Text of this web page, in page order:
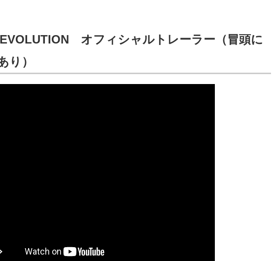
オフィシャルトレーラー（冒頭に
り）